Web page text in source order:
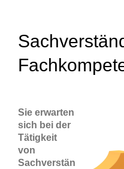
Sie erwarten
sich bei der
Tätigkeit
von
Sachverstän